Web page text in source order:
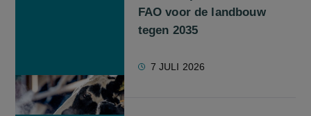
FAO voor de landbouw
tegen 2035
7 JULI 2026